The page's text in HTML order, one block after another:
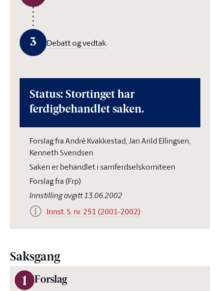
3 Debatt og vedtak
Status: Stortinget har
ferdigbehandlet saken.
Forslag fra André Kvakkestad, Jan Arild Ellingsen,
Kenneth Svendsen
Saken er behandlet i samferdselskomiteen
Forslag fra (Frp)
Innstilling avgitt 13.06.2002
Innst. S. nr. 251 (2001-2002)
Saksgang
1 Forslag